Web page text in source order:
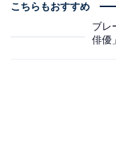
こちらもおすすめ
ブレ
俳優